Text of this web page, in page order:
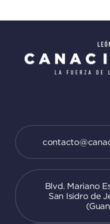
Blvd. Mariano
San Isidro de